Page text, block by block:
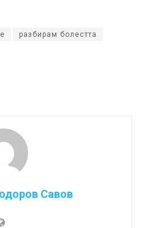
разбирам болестта
Савов